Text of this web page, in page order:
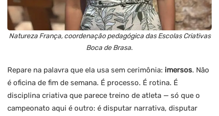
Natureza França, coordenação pedagógica das Escolas Criativas
Boca de Brasa.
Repare na palavra que ela usa sem cerimônia: imersos. Não
é oficina de fim de semana. É processo. É rotina. É
disciplina criativa que parece treino de atleta — só que o
campeonato aqui é outro: é disputar narrativa, disputar